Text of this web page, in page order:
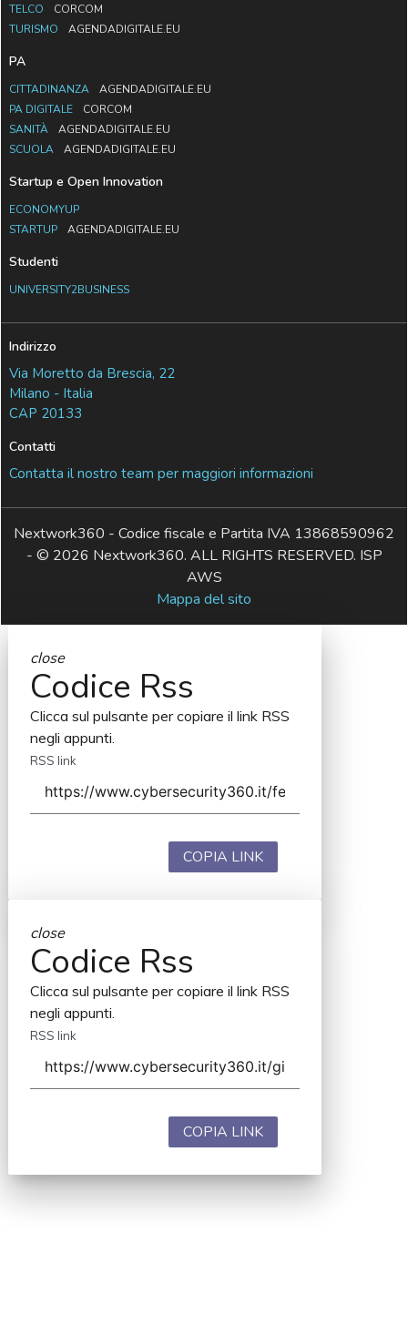
TELCO
CORCOM
TURISMO
AGENDADIGITALE.EU
PA
CITTADINANZA
AGENDADIGITALE.EU
PA DIGITALE
CORCOM
SANITÀ
AGENDADIGITALE.EU
SCUOLA
AGENDADIGITALE.EU
Startup e Open Innovation
ECONOMYUP
STARTUP
AGENDADIGITALE.EU
Studenti
UNIVERSITY2BUSINESS
Indirizzo
Via Moretto da Brescia, 22
Milano - Italia
CAP 20133
Contatti
Contatta il nostro team per maggiori informazioni
Nextwork360 - Codice fiscale e Partita IVA 13868590962
- © 2026 Nextwork360. ALL RIGHTS RESERVED. ISP
AWS
Mappa del sito
close
Codice Rss
Clicca sul pulsante per copiare il link RSS
negli appunti.
RSS link
COPIA LINK
close
Codice Rss
Clicca sul pulsante per copiare il link RSS
negli appunti.
RSS link
COPIA LINK